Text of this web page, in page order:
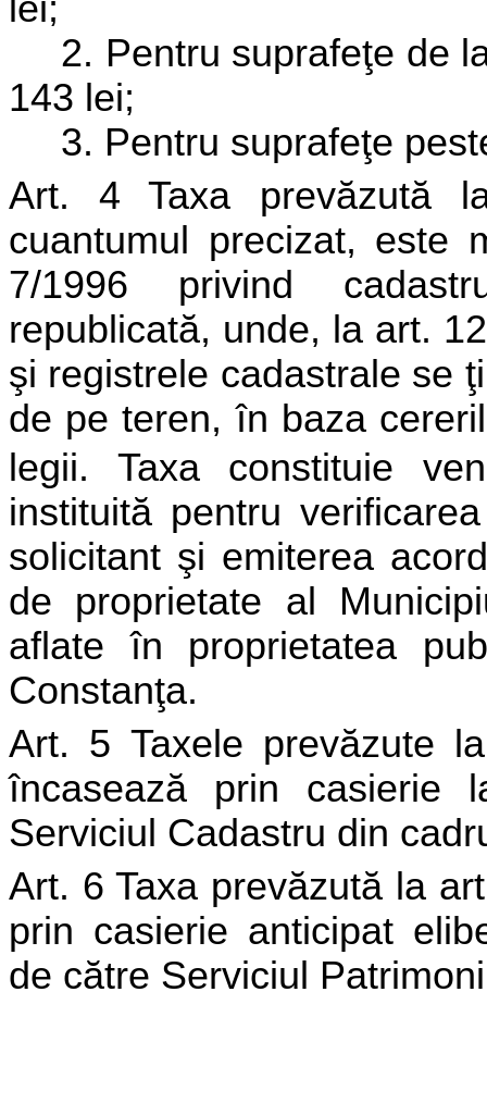
lei;
2. Pentru suprafeţe de
143 lei;
3. Pentru suprafeţe
Art. 4 Taxa prevăzută
cuantumul precizat, este
7/1996 privind
republicată, unde, la art.
şi registrele cadastrale se
de pe teren, în baza
legii. Taxa constituie
instituită pentru
solicitant şi emiterea
de proprietate al
aflate în proprietatea
Constanţa.
Art. 5 Taxele prevăzute
încasează prin casierie
Serviciul Cadastru din
Art. 6 Taxa prevăzută la
prin casierie anticipat
de către Serviciul